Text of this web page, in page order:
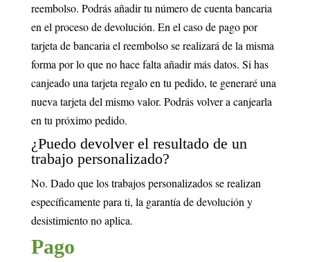
reembolso. Podrás añadir tu número de cuenta bancaria
en el proceso de devolución. En el caso de pago por
tarjeta de bancaria el reembolso se realizará de la misma
forma por lo que no hace falta añadir más datos. Si has
canjeado una tarjeta regalo en tu pedido, te generaré una
nueva tarjeta del mismo valor. Podrás volver a canjearla
en tu próximo pedido.
¿Puedo devolver el resultado de un
trabajo personalizado?
No. Dado que los trabajos personalizados se realizan
específicamente para ti, la garantía de devolución y
desistimiento no aplica.
Pago